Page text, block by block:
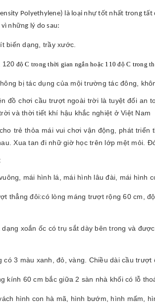
Polyethylene) là loại nhự tốt nhất trong
những lý do sau:
biến dạng, trầy xước.
120 độ C trong thời gian ngắn hoặc 110 độ C trong
bị tác dụng của mội trường tác đông,
đồ chơi cầu trượt ngoài trời là tuyệt đối an
và thời tiết khí hậu khắc nghiệt ở Việt Nam
trẻ thỏa mái vui chơi vận động, phát
Xua tan đi nhữ giờ học trên lớp mệt mỏi.
mái hình lá, mái hình lâu đài, mái hình
thẳng đôi:có lòng máng trượt rộng 60 cm,
xoắn ốc có trụ sắt dày bên trong và
3 màu xanh, đỏ, vàng. Chiều dài cầu
kính 60 cm bắc giữa 2 sàn nhà khối có lỗ
hình con hà mã, hình bướm, hình mấm,